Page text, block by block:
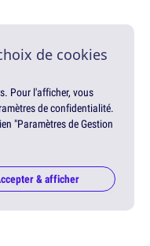
de cookies
Pour l'afficher, vous
de confidentialité.
"Paramètres de Gestion
& afficher